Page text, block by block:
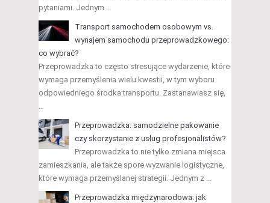
pytaniami. Jednym …
Transport samochodem osobowym vs.
wynajem samochodu przeprowadzkowego:
co wybrać?
Przeprowadzka to często stresujące wydarzenie, które
wymaga przemyślenia wielu kwestii, w tym wyboru
odpowiedniego środka transportu. Zastanawiasz się,
…
Przeprowadzka: samodzielne pakowanie
czy skorzystanie z usług profesjonalistów?
Przeprowadzka to nie tylko zmiana miejsca
zamieszkania, ale także spore wyzwanie logistyczne,
które wymaga przemyślanej strategii. Jednym z …
Przeprowadzka międzynarodowa: jak